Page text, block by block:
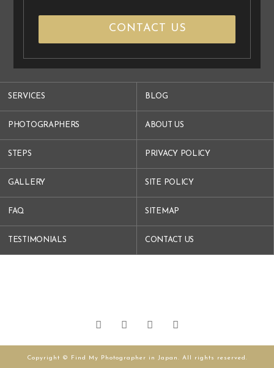
SERVICES
PHOTOGRAPHERS
STEPS
GALLERY
FAQ
TESTIMONIALS
BLOG
ABOUT US
PRIVACY POLICY
SITE POLICY
SITEMAP
CONTACT US
CONTACT US
Copyright © Find My Photographer in Japan. All rights reserved.